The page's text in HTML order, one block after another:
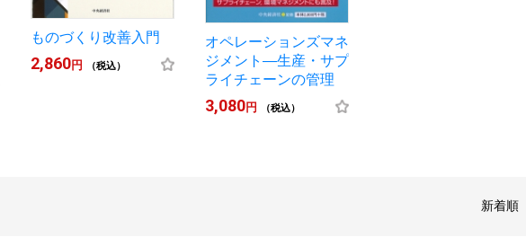
ものづくり改善入門
2,860円 （税込）
オペレーションズマネ
ジメント―生産・サプ
ライチェーンの管理
3,080円 （税込）
新着順